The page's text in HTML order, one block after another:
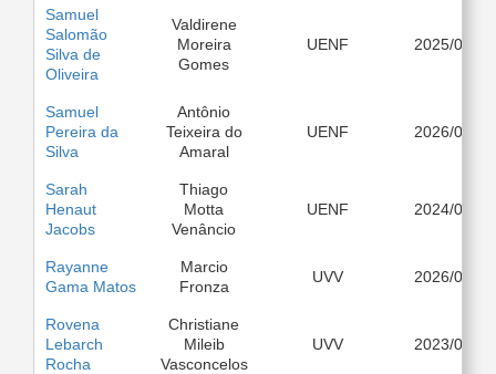
Samuel
Salomão
Silva de
Oliveira
Valdirene
Moreira
Gomes
UENF 2025/03
Samuel
Pereira da
Silva
Antônio
Teixeira do
Amaral
UENF 2026/03
Sarah
Henaut
Jacobs
Thiago
Motta
Venâncio
UENF 2024/03
Rayanne
Gama Matos
Marcio
Fronza
UVV 2026/03
Rovena
Lebarch
Rocha
Christiane
Mileib
Vasconcelos
UVV 2023/03